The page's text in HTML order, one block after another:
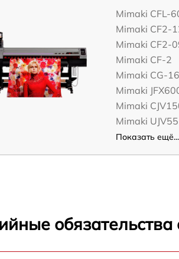
Mimaki CFL-
Mimaki CF2-
Mimaki CF2-
Mimaki CF-2
Mimaki CG-
Mimaki
Mimaki
Mimaki
Показать ещё...